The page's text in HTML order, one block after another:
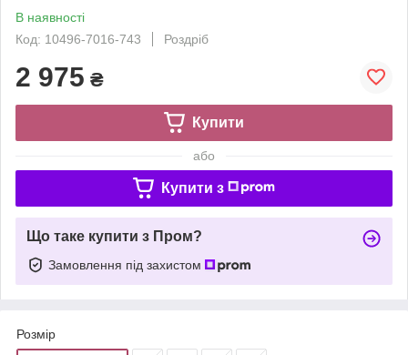
В наявності
Код: 10496-7016-743
Роздріб
2 975 ₴
Купити
або
Купити з
Що таке купити з Пром?
Замовлення під захистом
Розмір